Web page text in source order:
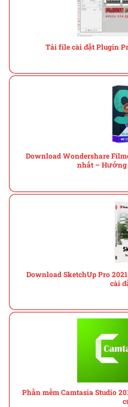
Tải file cài đặt Plugin
Download Wondershare
nhất – Hướng
Download SketchUp Pro
cài
Phần mềm Camtasia Studio